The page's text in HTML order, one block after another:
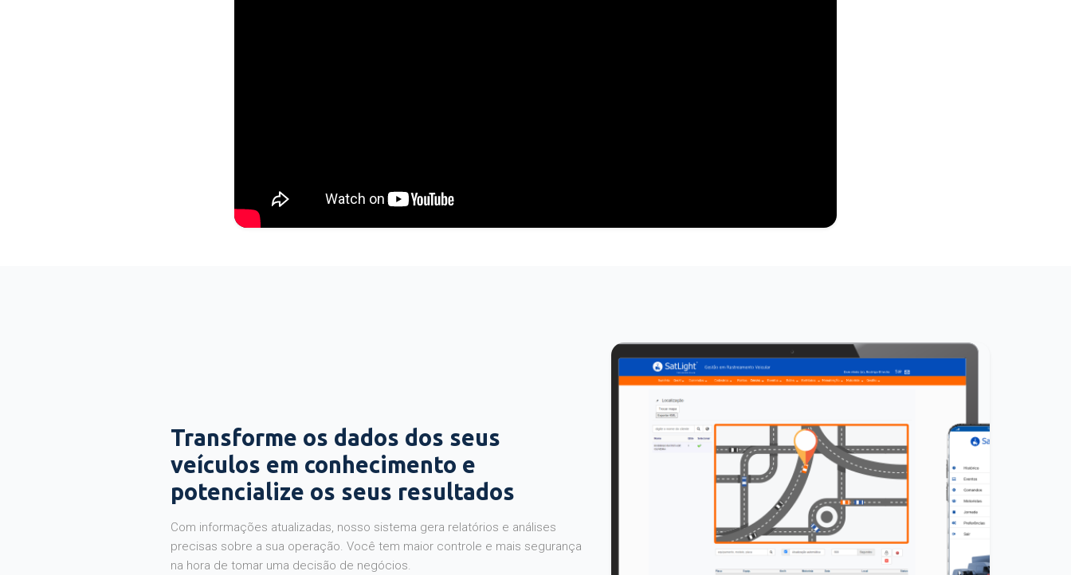
Transforme os dados dos seus
veículos em conhecimento e
potencialize os seus resultados
Com informações atualizadas, nosso sistema gera relatórios e análises
precisas sobre a sua operação. Você tem maior controle e mais segurança
na hora de tomar uma decisão de negócios.